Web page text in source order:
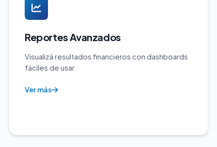
Reportes Avanzados
Visualizá resultados financieros con dashboards
fáciles de usar.
Ver más